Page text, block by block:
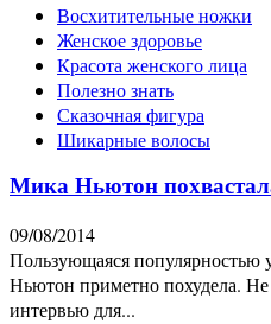
Восхитительные ножки
Женское здоровье
Красота женского лица
Полезно знать
Сказочная фигура
Шикарные волосы
Мика Ньютон
09/08/2014
Пользующаяся популярностью
Ньютон приметно похудела. Не
интервью для...